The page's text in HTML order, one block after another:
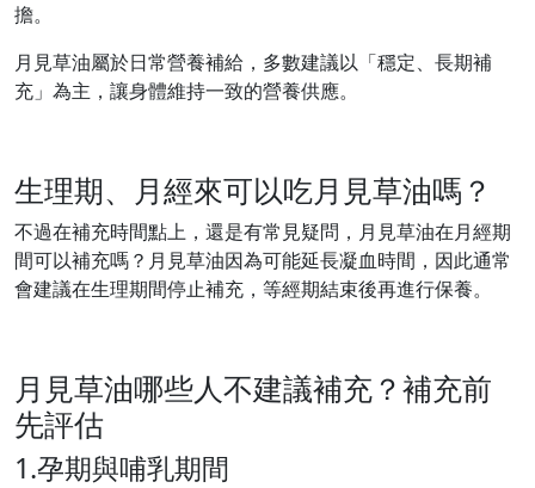
擔。
月見草油屬於日常營養補給，多數建議以「穩定、長期補
充」為主，讓身體維持一致的營養供應。
生理期、月經來可以吃月見草油嗎？
不過在補充時間點上，還是有常見疑問，月見草油在月經期
間可以補充嗎？月見草油因為可能延長凝血時間，因此通常
會建議在生理期間停止補充，等經期結束後再進行保養。
月見草油哪些人不建議補充？補充前
先評估
1.孕期與哺乳期間